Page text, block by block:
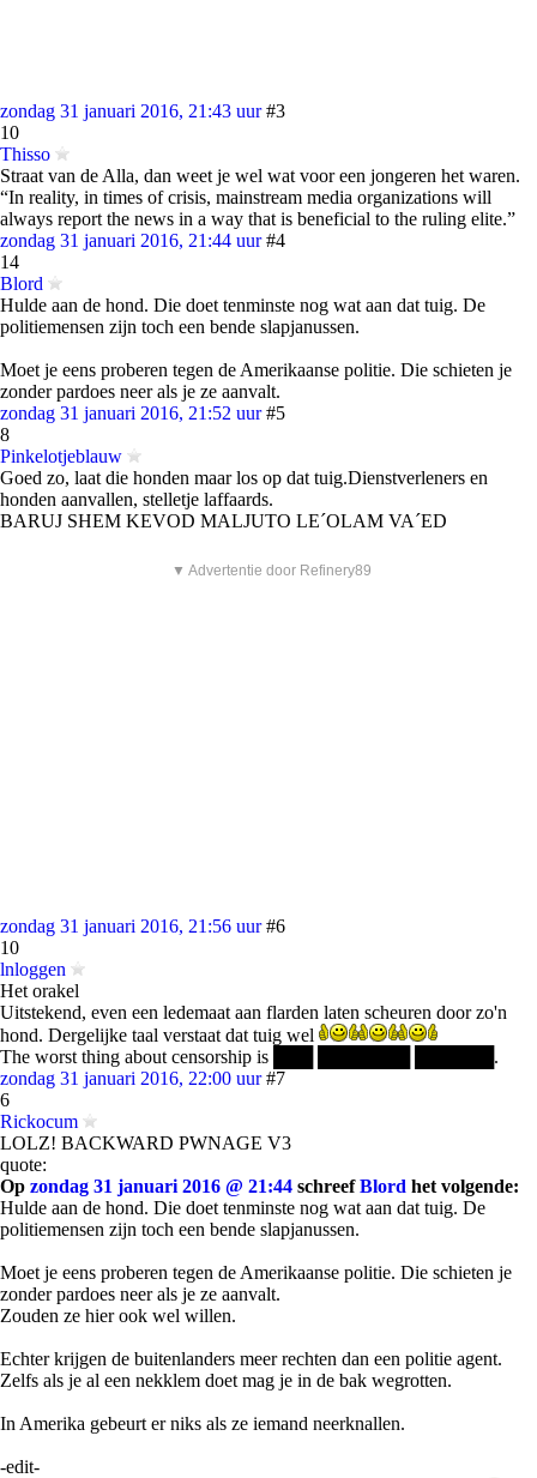
zondag 31 januari 2016, 21:43 uur #3
10
Thisso
Straat van de Alla, dan weet je wel wat voor een jongeren het waren.
“In reality, in times of crisis, mainstream media organizations will
always report the news in a way that is beneficial to the ruling elite.”
zondag 31 januari 2016, 21:44 uur #4
14
Blord
Hulde aan de hond. Die doet tenminste nog wat aan dat tuig. De
politiemensen zijn toch een bende slapjanussen.
Moet je eens proberen tegen de Amerikaanse politie. Die schieten je
zonder pardoes neer als je ze aanvalt.
zondag 31 januari 2016, 21:52 uur #5
8
Pinkelotjeblauw
Goed zo, laat die honden maar los op dat tuig.Dienstverleners en
honden aanvallen, stelletje laffaards.
BARUJ SHEM KEVOD MALJUTO LE´OLAM VA´ED
▼ Advertentie door Refinery89
zondag 31 januari 2016, 21:56 uur #6
10
lnloggen
Het orakel
Uitstekend, even een ledemaat aan flarden laten scheuren door zo'n
hond. Dergelijke taal verstaat dat tuig wel
The worst thing about censorship is ███ ███████ ██████.
zondag 31 januari 2016, 22:00 uur #7
6
Rickocum
LOLZ! BACKWARD PWNAGE V3
quote:
Op zondag 31 januari 2016 @ 21:44 schreefBlord het volgende:
Hulde aan de hond. Die doet tenminste nog wat aan dat tuig. De
politiemensen zijn toch een bende slapjanussen.
Moet je eens proberen tegen de Amerikaanse politie. Die schieten je
zonder pardoes neer als je ze aanvalt.
Zouden ze hier ook wel willen.
Echter krijgen de buitenlanders meer rechten dan een politie agent.
Zelfs als je al een nekklem doet mag je in de bak wegrotten.
In Amerika gebeurt er niks als ze iemand neerknallen.
-edit-